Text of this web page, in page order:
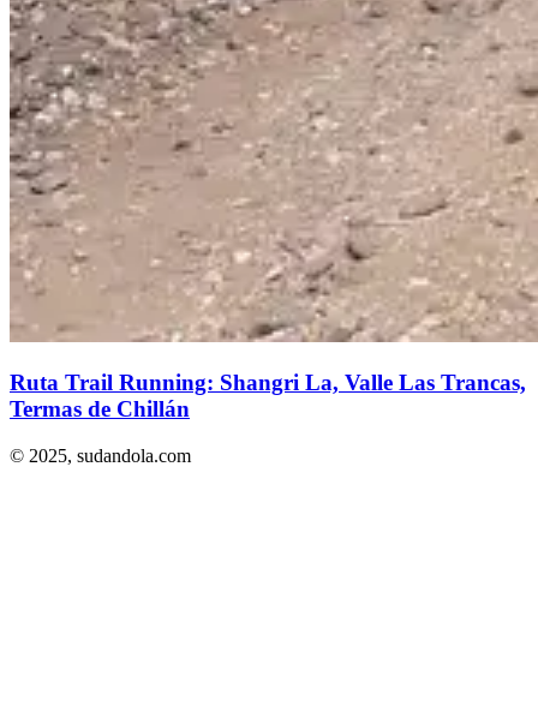
Ruta Trail Running: Shangri La, Valle Las Trancas,
Termas de Chillán
© 2025, sudandola.com